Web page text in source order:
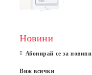
Новини
Абонирай се за новини
Виж всички